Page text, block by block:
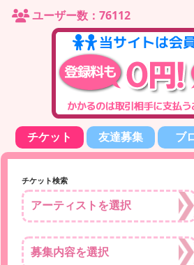
ユーザー数：76112
チケット 友達募集 ブ
チケット検索